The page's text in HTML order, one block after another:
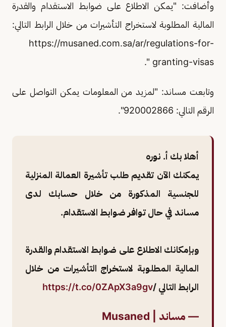
وأضافت: "يمكن الاطلاع على ضوابط الاستقدام والقدرة
المالية المطلوبة لاستخراج التأشيرات من خلال الرابط التالي:
https://musaned.com.sa/ar/regulations-for-
granting-visas ".
وتابعت مساند: "لمزيد من المعلومات يمكن التواصل على
الرقم التالي: 920002866".
أهلا بك أ. نوره
يمكنك الآن تقديم طلب تأشيرة العمالة المنزلية
للجنسية المذكورة من خلال حسابك لدى
مساند في حال توافر ضوابط الاستقدام.
وبإمكانك الاطلاع على ضوابط الاستقدام والقدرة
المالية المطلوبة لاستخراج التأشيرات من خلال
الرابط التالي /https://t.co/0ZApX3a9gv
— مساند | Musaned